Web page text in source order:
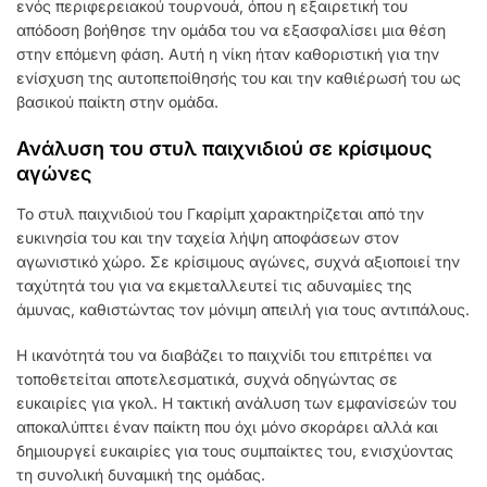
ενός περιφερειακού τουρνουά, όπου η εξαιρετική του
απόδοση βοήθησε την ομάδα του να εξασφαλίσει μια θέση
στην επόμενη φάση. Αυτή η νίκη ήταν καθοριστική για την
ενίσχυση της αυτοπεποίθησής του και την καθιέρωσή του ως
βασικού παίκτη στην ομάδα.
Ανάλυση του στυλ παιχνιδιού σε κρίσιμους
αγώνες
Το στυλ παιχνιδιού του Γκαρίμπ χαρακτηρίζεται από την
ευκινησία του και την ταχεία λήψη αποφάσεων στον
αγωνιστικό χώρο. Σε κρίσιμους αγώνες, συχνά αξιοποιεί την
ταχύτητά του για να εκμεταλλευτεί τις αδυναμίες της
άμυνας, καθιστώντας τον μόνιμη απειλή για τους αντιπάλους.
Η ικανότητά του να διαβάζει το παιχνίδι του επιτρέπει να
τοποθετείται αποτελεσματικά, συχνά οδηγώντας σε
ευκαιρίες για γκολ. Η τακτική ανάλυση των εμφανίσεών του
αποκαλύπτει έναν παίκτη που όχι μόνο σκοράρει αλλά και
δημιουργεί ευκαιρίες για τους συμπαίκτες του, ενισχύοντας
τη συνολική δυναμική της ομάδας.